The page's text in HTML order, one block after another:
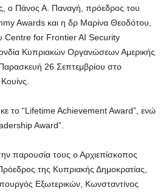
ο Πάνος Α. Παναγή, πρόεδρος του
Awards και η δρ Μαρίνα Θεοδότου,
Centre for Frontier AI Security
Κυπριακών Οργανώσεων Αμερικής
26 Σεπτεμβρίου στο
το “Lifetime Achievement Award”, ενώ
Award”.
παρουσία τους ο Αρχιεπίσκοπος
της Κυπριακής Δημοκρατίας,
Εξωτερικών, Κωνσταντίνος